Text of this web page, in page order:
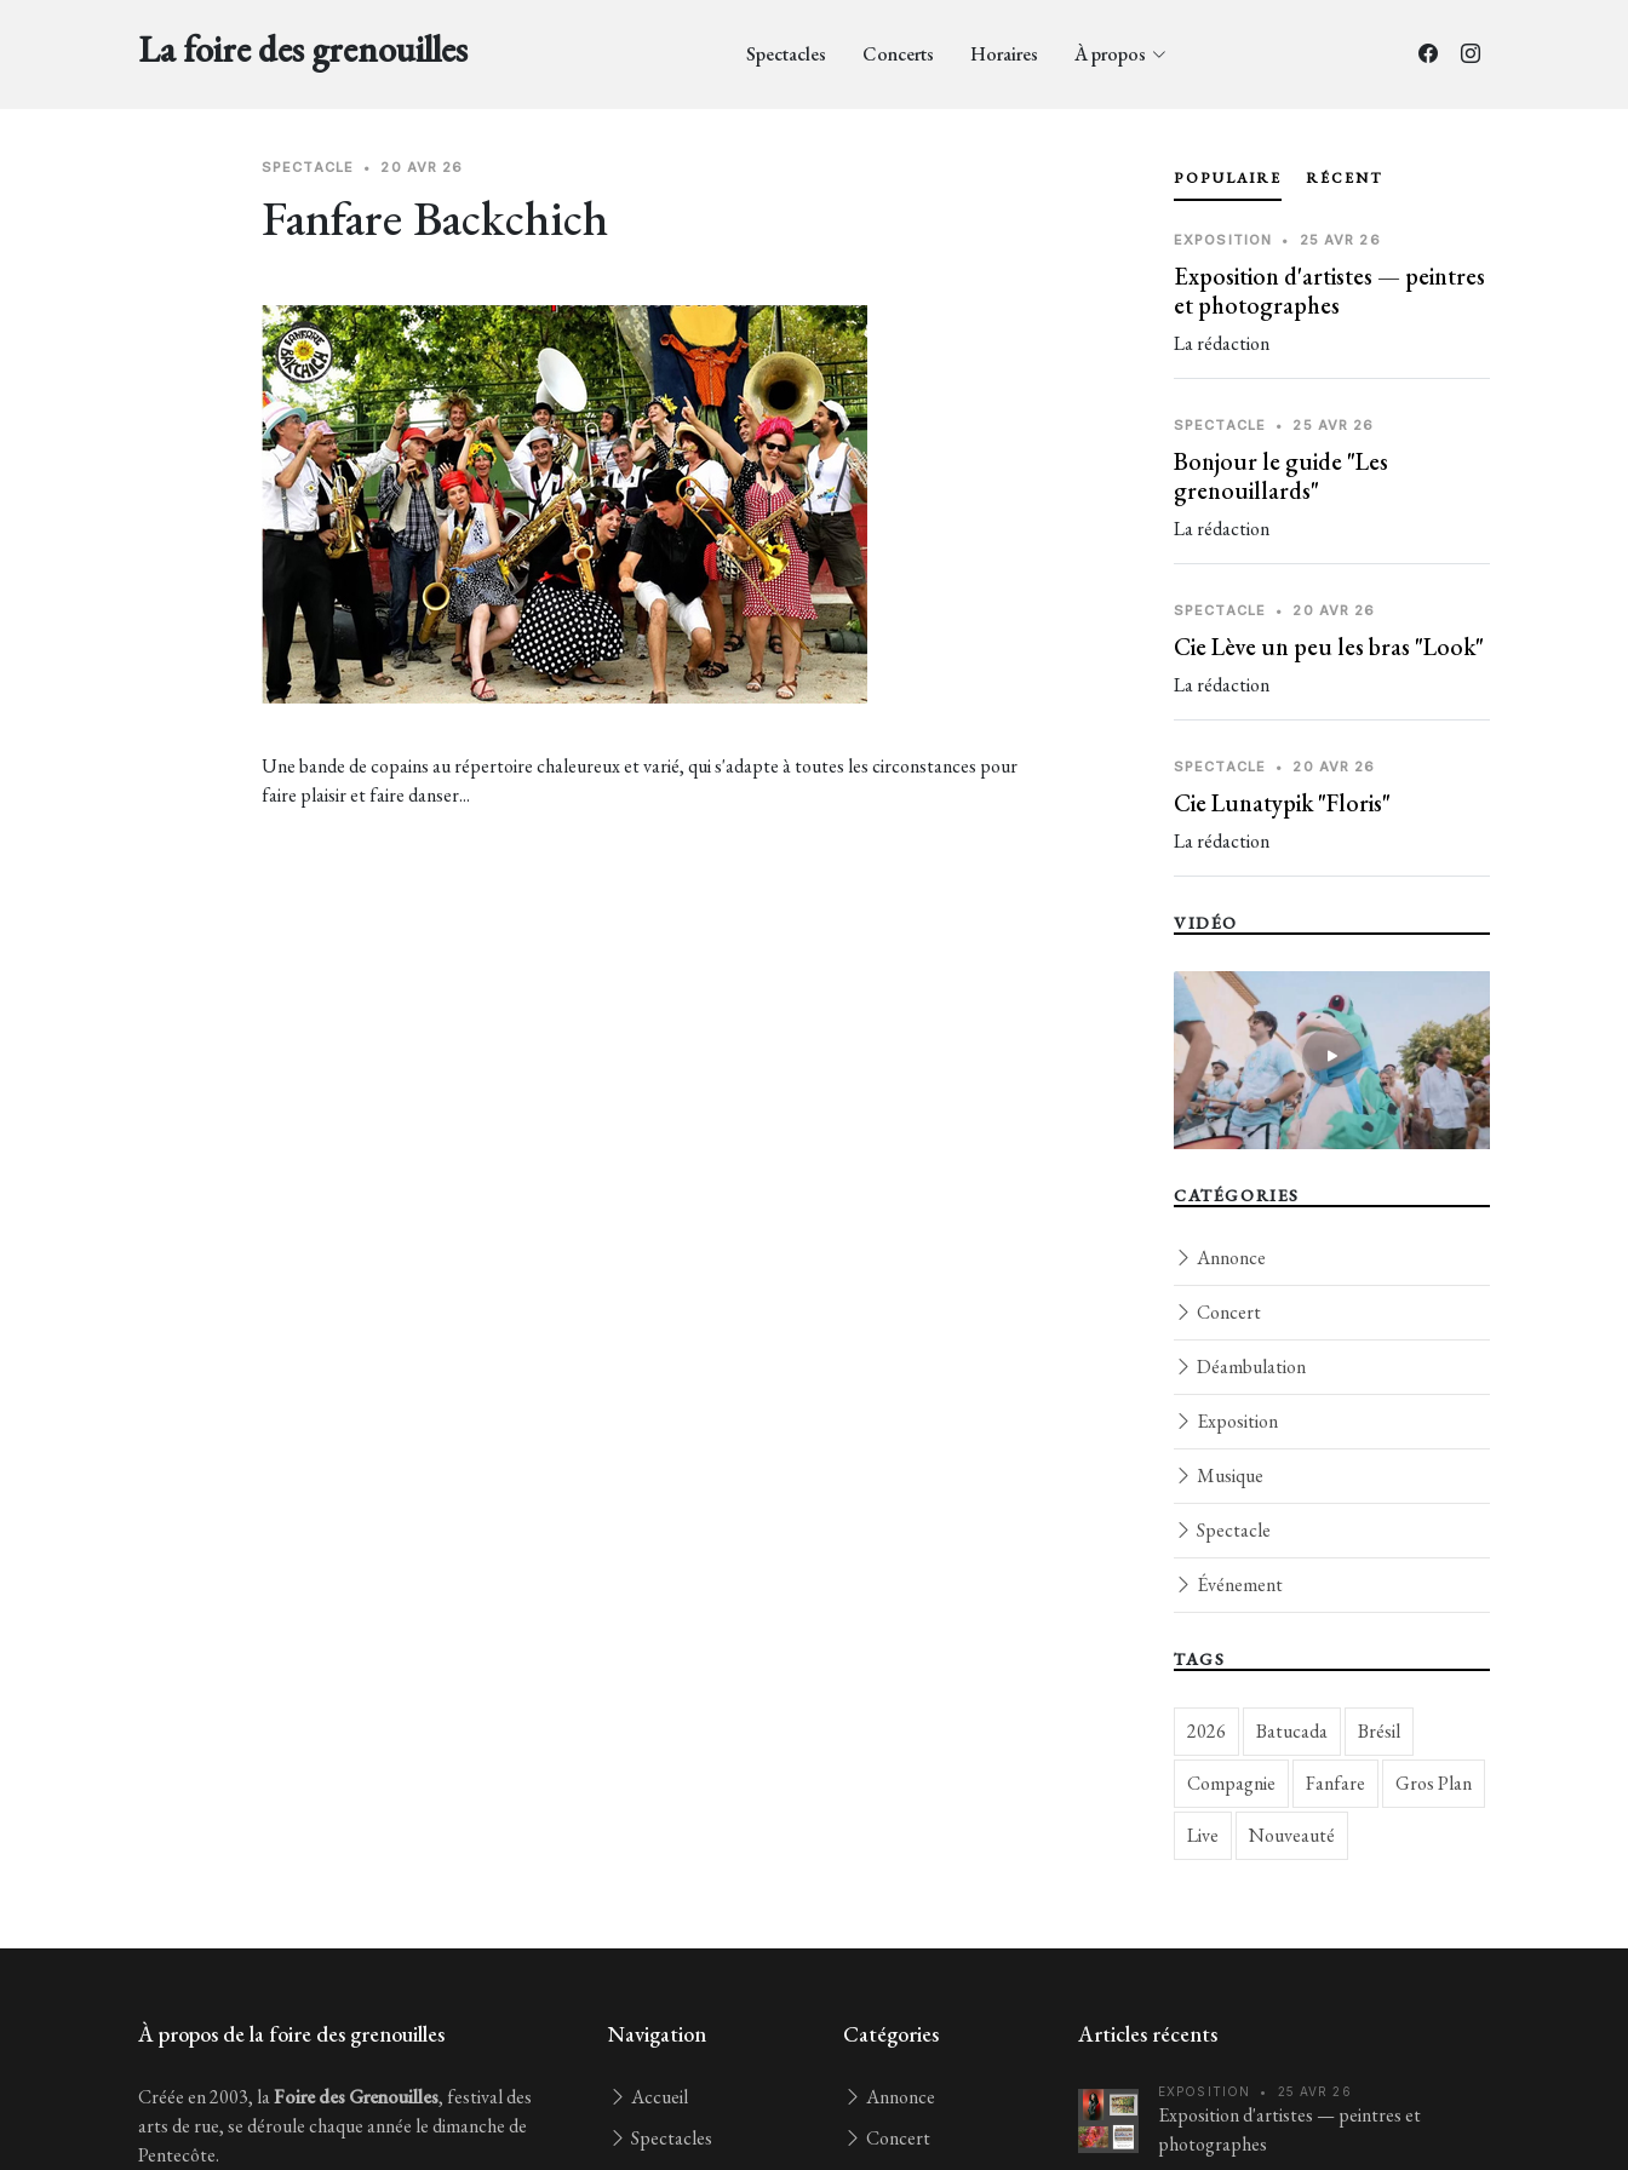
La foire des grenouilles Spectacles Concerts Horaires À propos
SPECTACLE • 20 AVR 26
Fanfare Backchich
Une bande de copains au répertoire chaleureux et varié, qui s'adapte à toutes les circonstances pour
faire plaisir et faire danser...
POPULAIRE RÉCENT
EXPOSITION • 25 AVR 26
Exposition d'artistes — peintres
et photographes
La rédaction
SPECTACLE • 25 AVR 26
Bonjour le guide "Les
grenouillards"
La rédaction
SPECTACLE • 20 AVR 26
Cie Lève un peu les bras "Look"
La rédaction
SPECTACLE • 20 AVR 26
Cie Lunatypik "Floris"
La rédaction
VIDÉO
CATÉGORIES
Annonce
Concert
Déambulation
Exposition
Musique
Spectacle
Événement
TAGS
2026 Batucada Brésil
Compagnie Fanfare Gros Plan
Live Nouveauté
À propos de la foire des grenouilles
Créée en 2003, laFoire des Grenouilles, festival des
arts de rue, se déroule chaque année le dimanche de
Pentecôte.
Navigation
Accueil
Spectacles
Catégories
Annonce
Concert
Articles récents
EXPOSITION • 25 AVR 26
Exposition d'artistes — peintres et
photographes